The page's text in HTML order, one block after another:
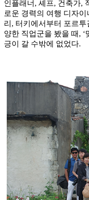
인플래너, 셰프, 건축가,
로운 경력의 여행 디자
리, 터키에서부터 포르
양한 직업군을 봤을 때,
긍이 갈 수밖에 없었다.